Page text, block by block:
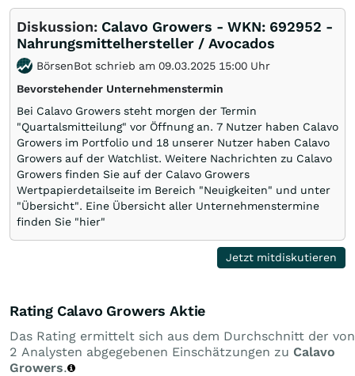
Diskussion: Calavo Growers - WKN: 692952 -
Nahrungsmittelhersteller / Avocados
BörsenBot schrieb am 09.03.2025 15:00 Uhr
Bevorstehender Unternehmenstermin
Bei Calavo Growers steht morgen der Termin
"Quartalsmitteilung" vor Öffnung an. 7 Nutzer haben Calavo
Growers im Portfolio und 18 unserer Nutzer haben Calavo
Growers auf der Watchlist. Weitere Nachrichten zu Calavo
Growers finden Sie auf der Calavo Growers
Wertpapierdetailseite im Bereich "Neuigkeiten" und unter
"Übersicht". Eine Übersicht aller Unternehmenstermine
finden Sie "hier"
Jetzt mitdiskutieren
Rating Calavo Growers Aktie
Das Rating ermittelt sich aus dem Durchschnitt der von
2 Analysten abgegebenen Einschätzungen zu Calavo
Growers.